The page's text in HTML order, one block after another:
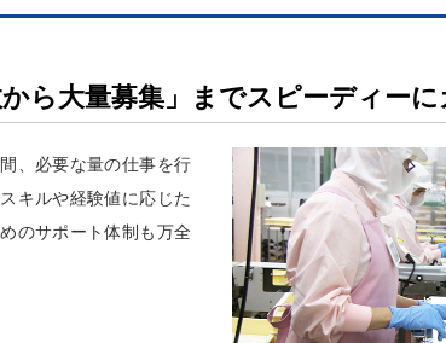
から大量募集」までスピーディー
、必要な量の仕事を行
キルや経験値に応じた
のサポート体制も万全